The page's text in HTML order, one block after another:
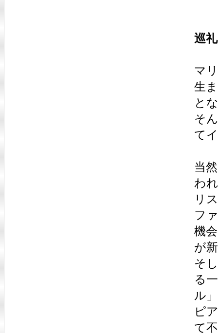
巡
マ
生
と
そ
て
当
わ
リ
フ
機
が
そ
る
ル
ピ
て